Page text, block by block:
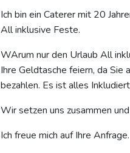
Ich bin ein Caterer mit 20
All inklusive Feste.
WArum nur den Urlaub All
Ihre Geldtasche feiern, da
bezahlen. Es ist alles
Wir setzen uns zusammen
Ich freue mich auf Ihre Anfrage.